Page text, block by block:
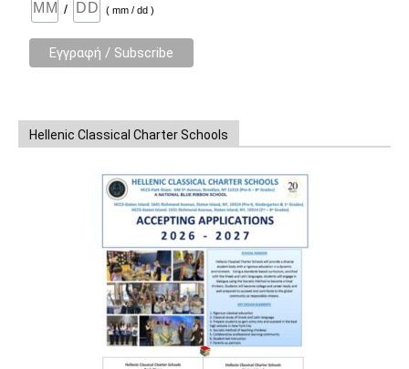
/ ( mm / dd )
Hellenic Classical Charter Schools